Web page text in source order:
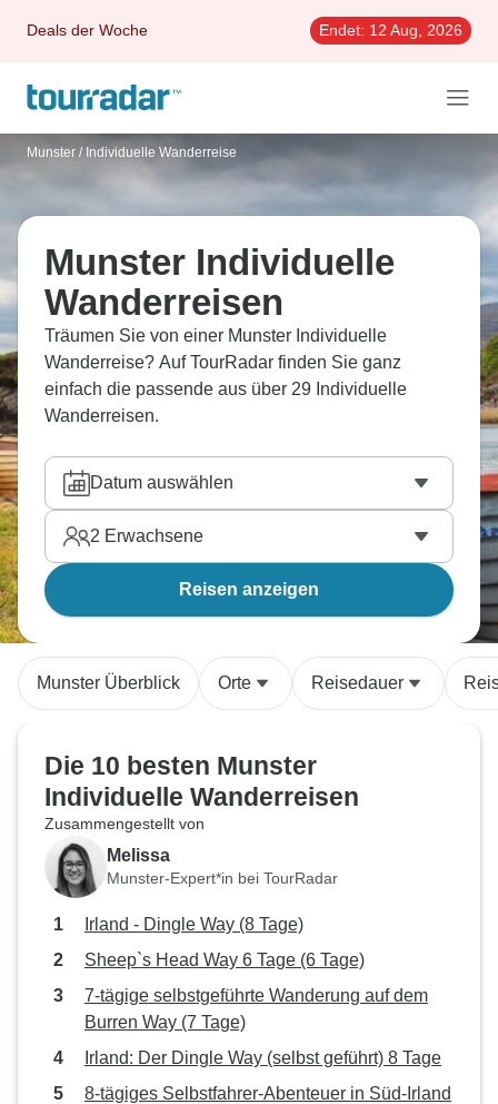
Deals der Woche Endet: 12 Aug, 2026
Munster / Individuelle Wanderreise
Munster Individuelle
Wanderreisen
Träumen Sie von einer Munster Individuelle
Wanderreise? Auf TourRadar finden Sie ganz
einfach die passende aus über 29 Individuelle
Wanderreisen.
Datum auswählen
2 Erwachsene
Reisen anzeigen
Munster Überblick Orte Reisedauer
Die 10 besten Munster
Individuelle Wanderreisen
Zusammengestellt von
Melissa
Munster-Expert*in bei TourRadar
Irland - Dingle Way (8 Tage)
Sheep`s Head Way 6 Tage (6 Tage)
7-tägige selbstgeführte Wanderung auf dem
Burren Way (7 Tage)
Irland: Der Dingle Way (selbst geführt) 8 Tage
8‑tägiges Selbstfahrer-Abenteuer in Süd-Irland